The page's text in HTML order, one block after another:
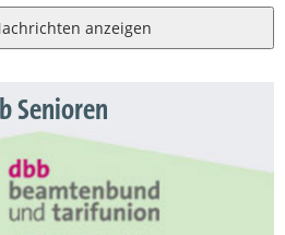
anzeigen
Senioren